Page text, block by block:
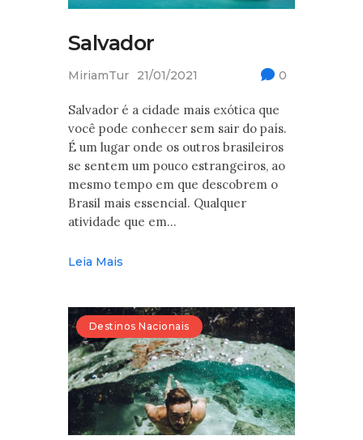
Salvador
MiriamTur 21/01/2021 0
Salvador é a cidade mais exótica que
você pode conhecer sem sair do país.
É um lugar onde os outros brasileiros
se sentem um pouco estrangeiros, ao
mesmo tempo em que descobrem o
Brasil mais essencial. Qualquer
atividade que em…
Leia Mais
Destinos Nacionais